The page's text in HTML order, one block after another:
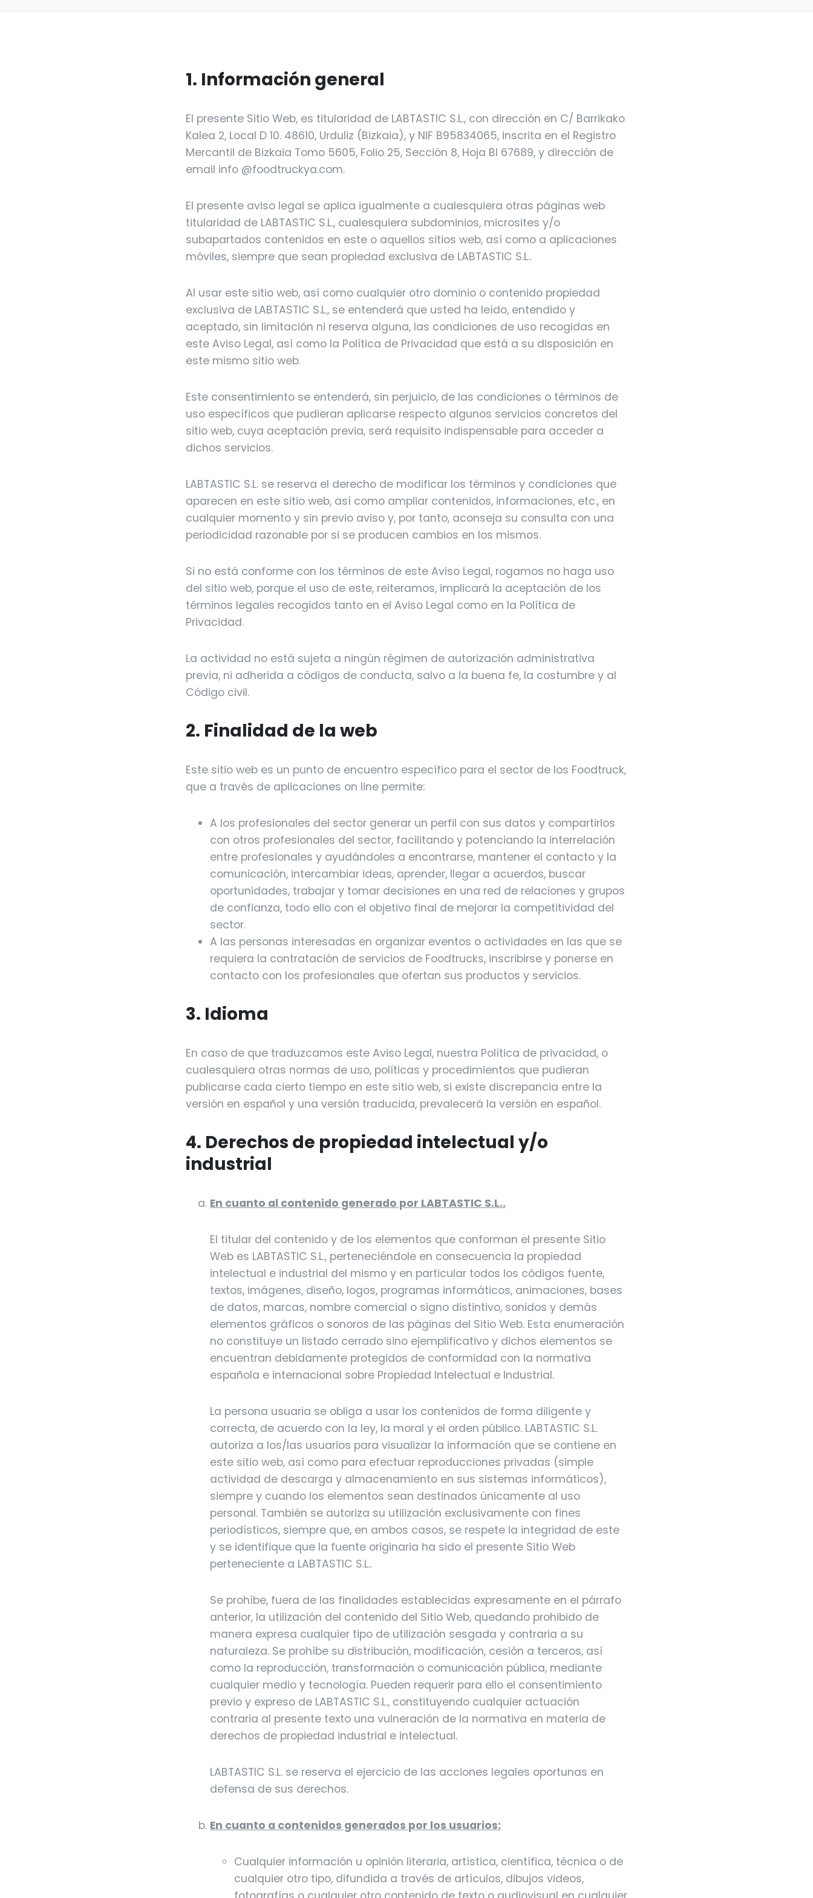
1. Información general
El presente Sitio Web, es titularidad de LABTASTIC S.L., con dirección en C/ Barrikako
Kalea 2, Local D 10. 48610, Urduliz (Bizkaia), y NIF B95834065, inscrita en el Registro
Mercantil de Bizkaia Tomo 5605, Folio 25, Sección 8, Hoja BI 67689, y dirección de
email info @foodtruckya.com.
El presente aviso legal se aplica igualmente a cualesquiera otras páginas web
titularidad de LABTASTIC S.L., cualesquiera subdominios, microsites y/o
subapartados contenidos en este o aquellos sitios web, así como a aplicaciones
móviles, siempre que sean propiedad exclusiva de LABTASTIC S.L..
Al usar este sitio web, así como cualquier otro dominio o contenido propiedad
exclusiva de LABTASTIC S.L., se entenderá que usted ha leído, entendido y
aceptado, sin limitación ni reserva alguna, las condiciones de uso recogidas en
este Aviso Legal, así como la Política de Privacidad que está a su disposición en
este mismo sitio web.
Este consentimiento se entenderá, sin perjuicio, de las condiciones o términos de
uso específicos que pudieran aplicarse respecto algunos servicios concretos del
sitio web, cuya aceptación previa, será requisito indispensable para acceder a
dichos servicios.
LABTASTIC S.L. se reserva el derecho de modificar los términos y condiciones que
aparecen en este sitio web, así como ampliar contenidos, informaciones, etc., en
cualquier momento y sin previo aviso y, por tanto, aconseja su consulta con una
periodicidad razonable por si se producen cambios en los mismos.
Si no está conforme con los términos de este Aviso Legal, rogamos no haga uso
del sitio web, porque el uso de este, reiteramos, implicará la aceptación de los
términos legales recogidos tanto en el Aviso Legal como en la Política de
Privacidad.
La actividad no está sujeta a ningún régimen de autorización administrativa
previa, ni adherida a códigos de conducta, salvo a la buena fe, la costumbre y al
Código civil.
2. Finalidad de la web
Este sitio web es un punto de encuentro específico para el sector de los Foodtruck,
que a través de aplicaciones on line permite:
A los profesionales del sector generar un perfil con sus datos y compartirlos
con otros profesionales del sector, facilitando y potenciando la interrelación
entre profesionales y ayudándoles a encontrarse, mantener el contacto y la
comunicación, intercambiar ideas, aprender, llegar a acuerdos, buscar
oportunidades, trabajar y tomar decisiones en una red de relaciones y grupos
de confianza, todo ello con el objetivo final de mejorar la competitividad del
sector.
A las personas interesadas en organizar eventos o actividades en las que se
requiera la contratación de servicios de Foodtrucks, inscribirse y ponerse en
contacto con los profesionales que ofertan sus productos y servicios.
3. Idioma
En caso de que traduzcamos este Aviso Legal, nuestra Política de privacidad, o
cualesquiera otras normas de uso, políticas y procedimientos que pudieran
publicarse cada cierto tiempo en este sitio web, si existe discrepancia entre la
versión en español y una versión traducida, prevalecerá la versión en español.
4. Derechos de propiedad intelectual y/o
industrial
En cuanto al contenido generado por LABTASTIC S.L..
El titular del contenido y de los elementos que conforman el presente Sitio
Web es LABTASTIC S.L., perteneciéndole en consecuencia la propiedad
intelectual e industrial del mismo y en particular todos los códigos fuente,
textos, imágenes, diseño, logos, programas informáticos, animaciones, bases
de datos, marcas, nombre comercial o signo distintivo, sonidos y demás
elementos gráficos o sonoros de las páginas del Sitio Web. Esta enumeración
no constituye un listado cerrado sino ejemplificativo y dichos elementos se
encuentran debidamente protegidos de conformidad con la normativa
española e internacional sobre Propiedad Intelectual e Industrial.
La persona usuaria se obliga a usar los contenidos de forma diligente y
correcta, de acuerdo con la ley, la moral y el orden público. LABTASTIC S.L.
autoriza a los/las usuarios para visualizar la información que se contiene en
este sitio web, así como para efectuar reproducciones privadas (simple
actividad de descarga y almacenamiento en sus sistemas informáticos),
siempre y cuando los elementos sean destinados únicamente al uso
personal. También se autoriza su utilización exclusivamente con fines
periodísticos, siempre que, en ambos casos, se respete la integridad de este
y se identifique que la fuente originaria ha sido el presente Sitio Web
perteneciente a LABTASTIC S.L..
Se prohíbe, fuera de las finalidades establecidas expresamente en el párrafo
anterior, la utilización del contenido del Sitio Web, quedando prohibido de
manera expresa cualquier tipo de utilización sesgada y contraria a su
naturaleza. Se prohíbe su distribución, modificación, cesión a terceros, así
como la reproducción, transformación o comunicación pública, mediante
cualquier medio y tecnología. Pueden requerir para ello el consentimiento
previo y expreso de LABTASTIC S.L., constituyendo cualquier actuación
contraria al presente texto una vulneración de la normativa en materia de
derechos de propiedad industrial e intelectual.
LABTASTIC S.L. se reserva el ejercicio de las acciones legales oportunas en
defensa de sus derechos.
En cuanto a contenidos generados por los usuarios:
Cualquier información u opinión literaria, artística, científica, técnica o de
cualquier otro tipo, difundida a través de artículos, dibujos videos,